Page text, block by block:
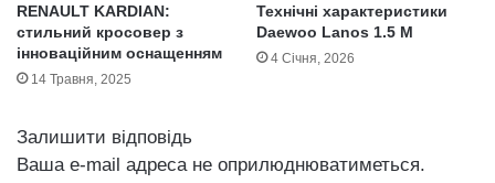
о
г
о
р
х
RENAULT KARDIAN:
стильний кросовер з
інноваційним оснащенням
14 Травня, 2025
Технічні характеристики
Daewoo Lanos 1.5 M
4 Січня, 2026
Залишити відповідь
Ваша e-mail адреса не оприлюднюватиметься.